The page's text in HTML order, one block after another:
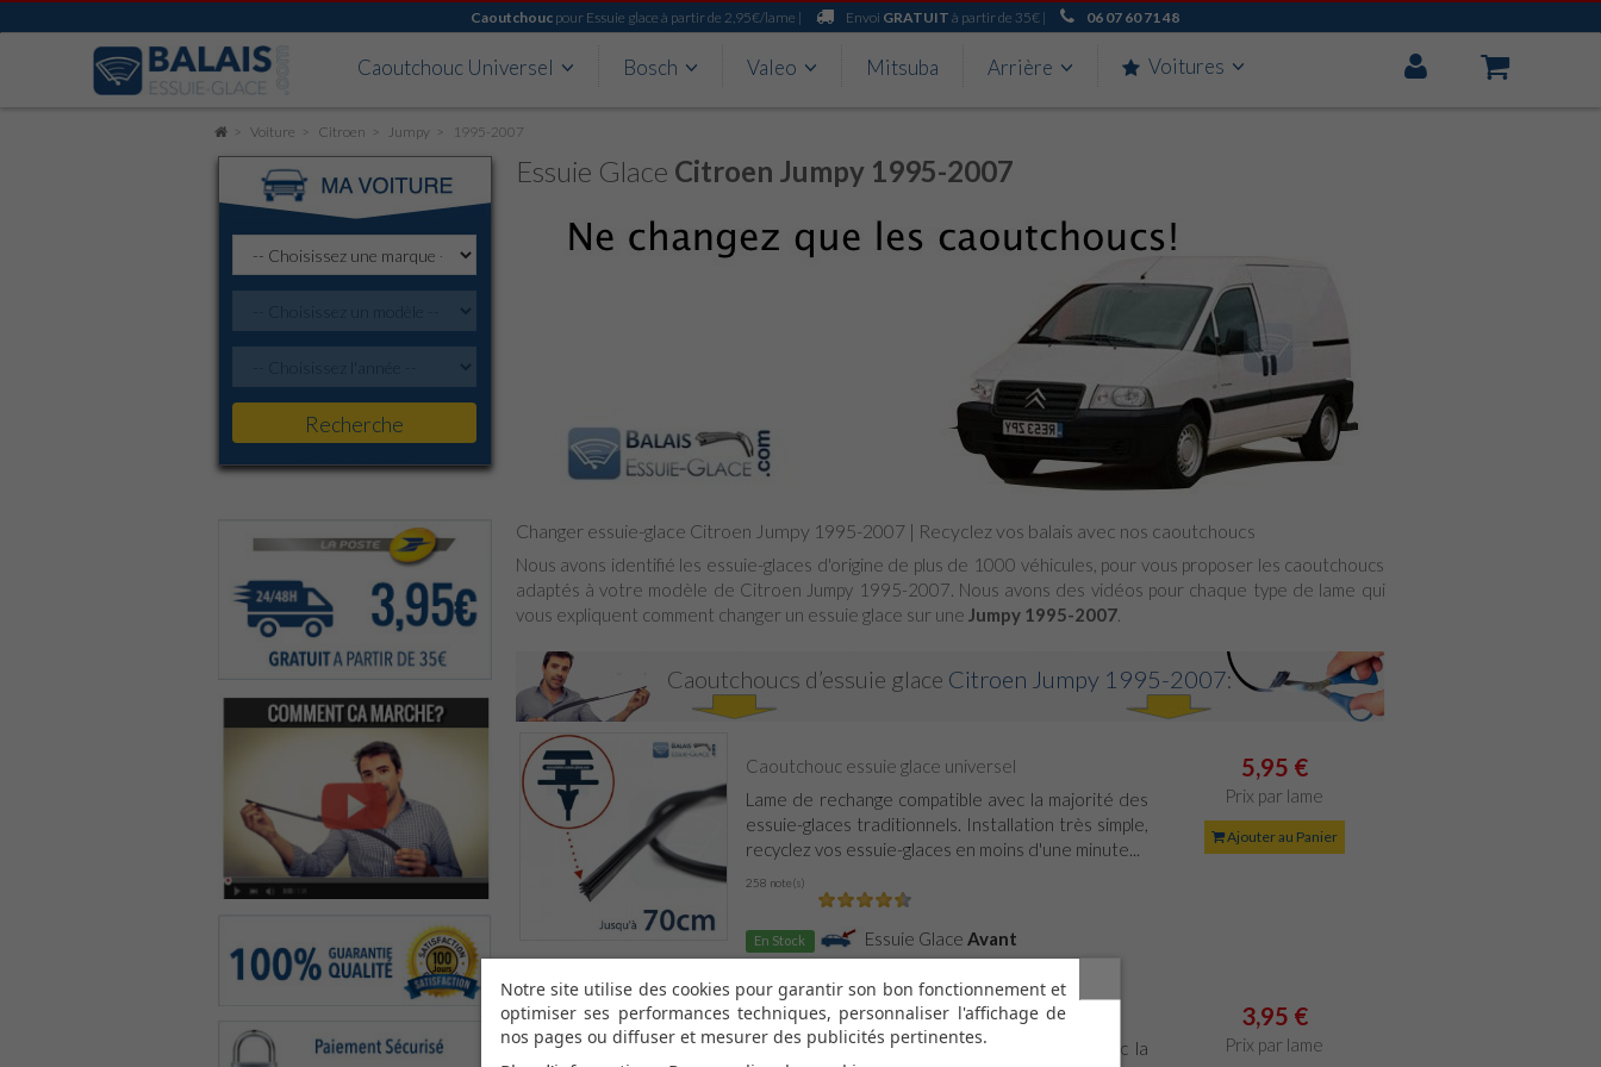
Caoutchoucpour Essuie glace à partir de 2,95€/lame | Envoi GRATUIT à partir de 35€ | 06 07 60 71 48
Caoutchouc Universel Bosch Valeo Mitsuba Arrière Voitures
Mon
Compte
Voiture Citroen Jumpy 1995-2007
Recherche
Essuie Glace Citroen Jumpy 1995-2007
Changer essuie-glace Citroen Jumpy 1995-2007 | Recyclez vos balais avec nos caoutchoucs
Nous avons identifié les essuie-glaces d'origine de plus de 1000 véhicules, pour vous proposer les caoutchoucs
adaptés à votre modèle de Citroen Jumpy 1995-2007. Nous avons des vidéos pour chaque type de lame qui
vous expliquent comment changer un essuie glace sur une Jumpy 1995-2007.
Caoutchoucs d’essuie glace Citroen Jumpy 1995-2007:
Caoutchouc essuie glace universel
Lame de rechange compatible avec la majorité des
essuie-glaces traditionnels. Installation très simple,
recyclez vos essuie-glaces en moins d'une minute...
258 note(s)
En Stock Essuie GlaceAvant
5,95 €
Prix par lame
Ajouter au Panier
Caoutchouc Universel - Min. 6u. pour...
Pack de 6 lames de rechange compatible avec la
3,95 €
Prix par lame
Notre site utilise des cookies pour garantir son bon fonctionnement et
optimiser ses performances techniques, personnaliser l'affichage de
nos pages ou diffuser et mesurer des publicités pertinentes.